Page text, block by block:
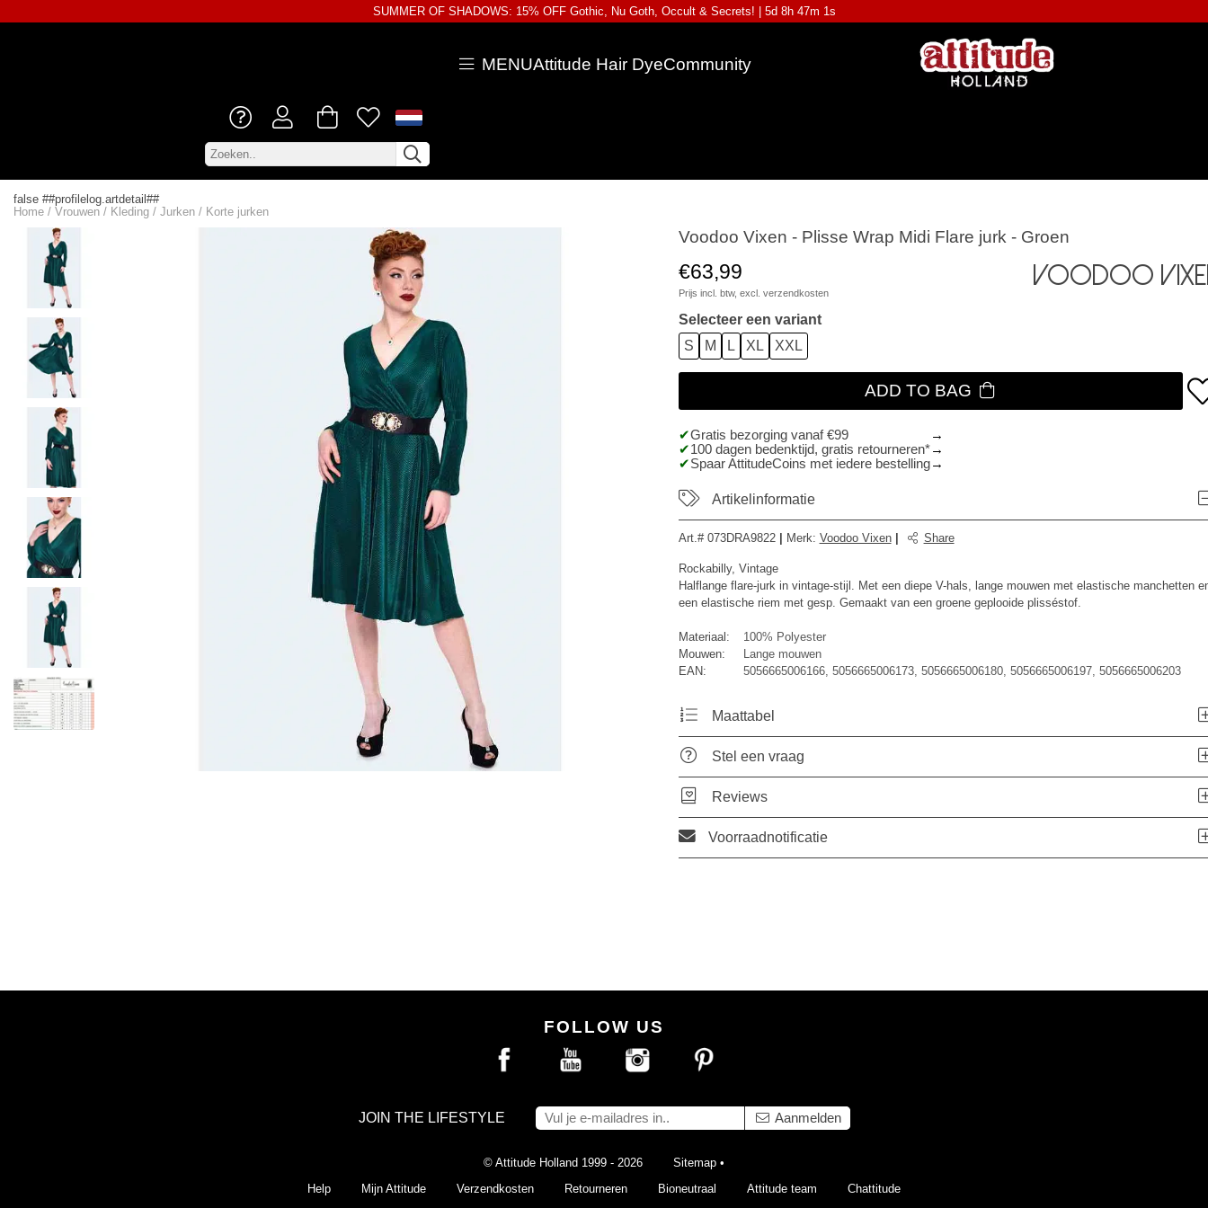
SUMMER OF SHADOWS: 15% OFF Gothic, Nu Goth, Occult & Secrets! | 5d 8h 47m 1s
MENUAttitude Hair DyeCommunity
false ##profilelog.artdetail##
Home / Vrouwen / Kleding / Jurken / Korte jurken
Voodoo Vixen - Plisse Wrap Midi Flare jurk - Groen
€63,99
Prijs incl. btw, excl. verzendkosten
Voodoo
Selecteer een variant
S
M L XL XXL
ADD TO BAG
Gratis bezorging vanaf €99
100 dagen bedenktijd, gratis retourneren*
Spaar AttitudeCoins met iedere bestelling
Artikelinformatie
Art.# 073DRA9822 Merk: Voodoo Vixen Share
Rockabilly, Vintage
Halflange flare-jurk in vintage-stijl. Met een diepe V-hals, lange mouwen met elastische manchetten
een elastische riem met gesp. Gemaakt van een groene geplooide plisséstof.
Materiaal:
100% Polyester
Mouwen:
Lange mouwen
EAN:
5056665006166, 5056665006173, 5056665006180, 5056665006197, 5056665006203
Maattabel
Stel een vraag
Reviews
Voorraadnotificatie
FOLLOW US
JOIN THE LIFESTYLE Aanmelden
© Attitude Holland 1999 - 2026 Sitemap •
Help
Mijn Attitude Verzendkosten Retourneren Bioneutraal Attitude team
Chattitude